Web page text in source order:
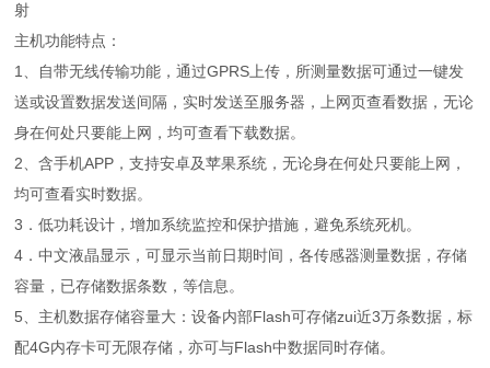
射
主机功能特点：
1、自带无线传输功能，通过GPRS上传，所测量数据可通过一键发
送或设置数据发送间隔，实时发送至服务器，上网页查看数据，无论
身在何处只要能上网，均可查看下载数据。
2、含手机APP，支持安卓及苹果系统，无论身在何处只要能上网，
均可查看实时数据。
3．低功耗设计，增加系统监控和保护措施，避免系统死机。
4．中文液晶显示，可显示当前日期时间，各传感器测量数据，存储
容量，已存储数据条数，等信息。
5、主机数据存储容量大：设备内部Flash可存储zui近3万条数据，标
配4G内存卡可无限存储，亦可与Flash中数据同时存储。